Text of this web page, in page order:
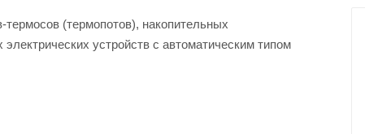
(термопотов), накопительных
устройств с автоматическим типом